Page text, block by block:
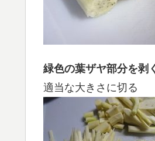
緑色の葉ザヤ部分を剥
適当な大きさに切る